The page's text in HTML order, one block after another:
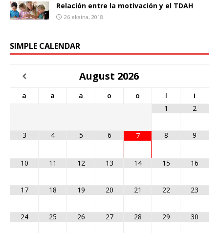
Relación entre la motivación y el TDAH
26 ekaina, 2018
SIMPLE CALENDAR
August 2026
a a a o o l
i
1
2
3 4 5 6 7 8 9
10 11 12 13 14 15 16
17 18 19 20 21 22 23
24 25 26 27 28 29 30